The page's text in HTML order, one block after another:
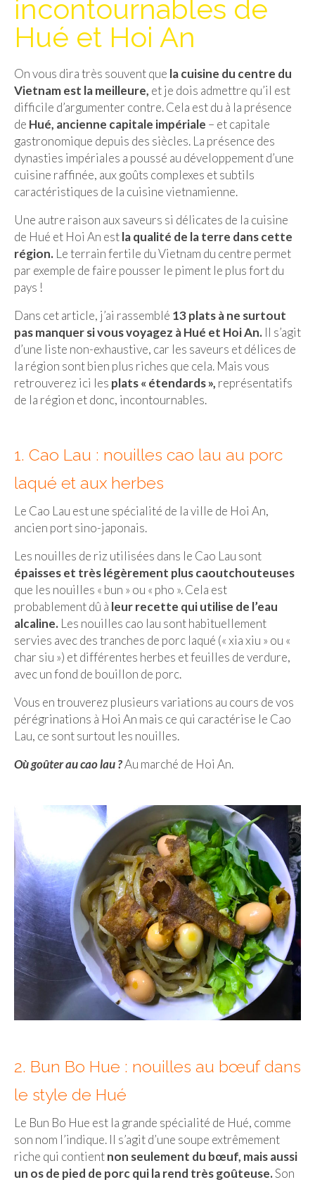
Isla del Sol
Lac Titicaca
Salar d’Uyuni
Sucre
Chili
Paraguay
Pérou
Lac Titicaca
Machu Picchu
ASIE
Chine
Beijing
Guilin & Yangshuo
Xi’An
Japon
Fukuoka
Kamakura
Kyoto
Mont Fuji
Nikko
Tokyo
Malaisie
Cameron Highlands
Penang
Singapour
Vietnam
Hanoi
Hué
Mai Chau
Mu Cang Chai
Ninh Binh
Quy Nhon
EUROPE
Paris
Saint-Malo
Savoie
incontournables de
Hué et Hoi An
On vous dira très souvent que la cuisine du centre du
Vietnam est la meilleure, et je dois admettre qu’il est
difficile d’argumenter contre. Cela est du à la présence
de Hué, ancienne capitale impériale – et capitale
gastronomique depuis des siècles. La présence des
dynasties impériales a poussé au développement d’une
cuisine raffinée, aux goûts complexes et subtils
caractéristiques de la cuisine vietnamienne.
Une autre raison aux saveurs si délicates de la cuisine
de Hué et Hoi An estla qualité de la terre dans cette
région. Le terrain fertile du Vietnam du centre permet
par exemple de faire pousser le piment le plus fort du
pays !
Dans cet article, j’ai rassemblé 13 plats à ne surtout
pas manquer si vous voyagez à Hué et Hoi An. Il s’agit
d’une liste non-exhaustive, car les saveurs et délices de
la région sont bien plus riches que cela. Mais vous
retrouverez ici les plats « étendards », représentatifs
de la région et donc, incontournables.
1. Cao Lau : nouilles cao lau au porc
laqué et aux herbes
Le Cao Lau est une spécialité de la ville de Hoi An,
ancien port sino-japonais.
Les nouilles de riz utilisées dans le Cao Lau sont
épaisses et très légèrement plus caoutchouteuses
que les nouilles « bun » ou « pho ». Cela est
probablement dû à leur recette qui utilise de l’eau
alcaline. Les nouilles cao lau sont habituellement
servies avec des tranches de porc laqué (« xia xiu » ou «
char siu ») et différentes herbes et feuilles de verdure,
avec un fond de bouillon de porc.
Vous en trouverez plusieurs variations au cours de vos
pérégrinations à Hoi An mais ce qui caractérise le Cao
Lau, ce sont surtout les nouilles.
Où goûter au cao lau ?Au marché de Hoi An.
2. Bun Bo Hue : nouilles au bœuf dans
le style de Hué
Le Bun Bo Hue est la grande spécialité de Hué, comme
son nom l’indique. Il s’agit d’une soupe extrêmement
riche qui contientnon seulement du bœuf, mais aussi
un os de pied de porc qui la rend très goûteuse.Son